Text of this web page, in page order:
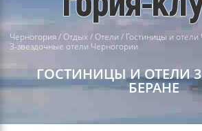
Черногория/ Отдых/Отели / Гостиницы и
3-звездочные отели Черногории
ГОСТИНИЦЫ И ОТЕЛИ
БЕРАНЕ